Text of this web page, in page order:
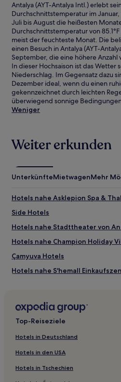
Antalya (AYT-Antalya Intl.) erlebt
Durchschnittstemperatur im Januar,
Juli bis August die heißesten
Durchschnittstemperatur von 85.1°F
meist der feuchteste Monat. Die
einen Besuch in Antalya (AYT-
September, die eine höhere Anzahl
In dieser Hochsaison ist das Wetter
Niederschlag. Im Gegensatz dazu
Dezember ideal, wenn du einen
gekennzeichnet durch leichten
überwiegend sonnige
Weniger
Weiter erkunden
UnterkünfteMietwagenMehr
Hotels nahe Asklepion Spa &
Side Hotels
Hotels nahe Stadttheater von
Hotels nahe Champion Holiday
Çamyuva Hotels
Hotels nahe S'hemall
Hotels nahe BeachPark AquaLand
Hotels nahe Archäologisches
Hotels nahe Aquapark
Top-Reiseziele
Hotels in Deutschland
Hotels in den USA
Hotels in Tschechien